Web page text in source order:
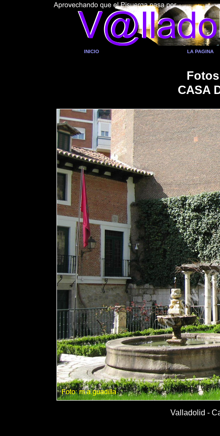
INICIO LA PAGINA
CASA
Valladolid -